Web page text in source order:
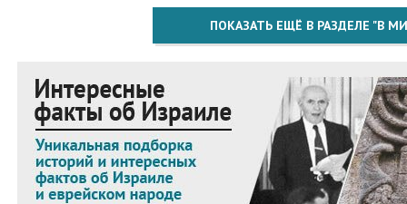
ПОКАЗАТЬ ЕЩЁ В РАЗДЕЛЕ "В